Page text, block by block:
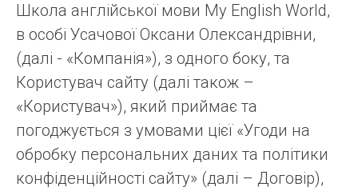
Школа англійської мови My English World,
в особі Усачової Оксани Олександрівни,
(далі - «Компанія»), з одного боку, та
Користувач сайту (далі також –
«Користувач»), який приймає та
погоджується з умовами цієї «Угоди на
обробку персональних даних та політики
конфіденційності сайту» (далі – Договір),